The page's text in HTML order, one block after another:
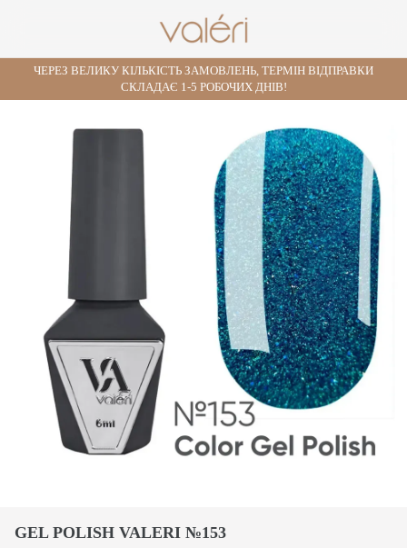
ЧЕРЕЗ ВЕЛИКУ КІЛЬКІСТЬ ЗАМОВЛЕНЬ, ТЕРМІН ВІДПРАВКИ
СКЛАДАЄ 1-5 РОБОЧИХ ДНІВ!
GEL POLISH VALERI №153